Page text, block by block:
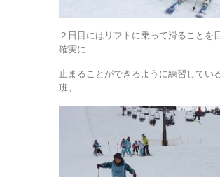
２日目にはリフトに乗って滑ることを
確実に
止まることができるように練習してい
班。